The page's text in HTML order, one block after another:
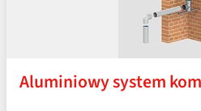
Aluminiowy system